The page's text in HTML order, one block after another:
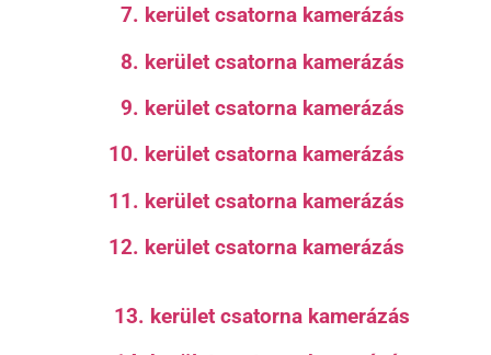
7. kerület csatorna kamerázás
8. kerület csatorna kamerázás
9. kerület csatorna kamerázás
10. kerület csatorna kamerázás
11. kerület csatorna kamerázás
12. kerület csatorna kamerázás
13. kerület csatorna kamerázás